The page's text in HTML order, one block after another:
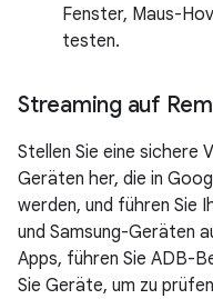
Fenster, Maus-
testen.
Streaming auf
Stellen Sie eine sichere
Geräten her, die in
werden, und führen Sie
und Samsung-Geräten
Apps, führen Sie ADB-
Sie Geräte, um zu